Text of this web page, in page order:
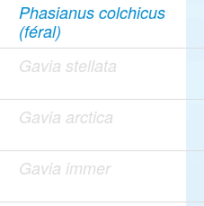
Phasianus colchicus
(féral)
Gavia stellata
Gavia arctica
Gavia immer